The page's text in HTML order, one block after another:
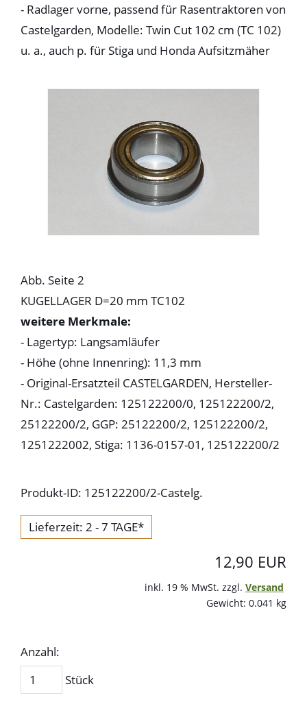
- Radlager vorne, passend für Rasentraktoren von
Castelgarden, Modelle: Twin Cut 102 cm (TC 102)
u. a., auch p. für Stiga und Honda Aufsitzmäher
Abb. Seite 2
KUGELLAGER D=20 mm TC102
weitere Merkmale:
- Lagertyp: Langsamläufer
- Höhe (ohne Innenring): 11,3 mm
- Original-Ersatzteil CASTELGARDEN, Hersteller-
Nr.: Castelgarden: 125122200/0, 125122200/2,
25122200/2, GGP: 25122200/2, 125122200/2,
1251222002, Stiga: 1136-0157-01, 125122200/2
Produkt-ID: 125122200/2-Castelg.
Lieferzeit: 2 - 7 TAGE*
12,90 EUR
inkl. 19 % MwSt. zzgl. Versand
Gewicht: 0.041 kg
Anzahl:
Stück